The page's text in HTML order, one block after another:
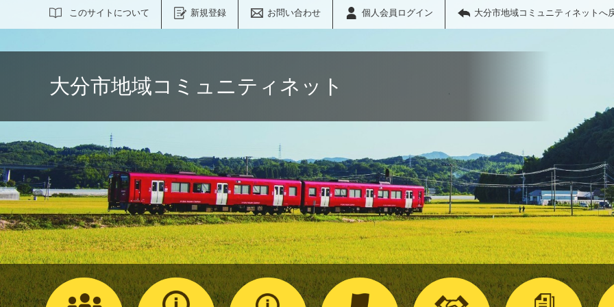
このサイトについて 新規登録 お問い合わせ 個人会員ログイン 大分市地域コミュニティネットへ
サイト内検索
大分市地域コミュニティネット